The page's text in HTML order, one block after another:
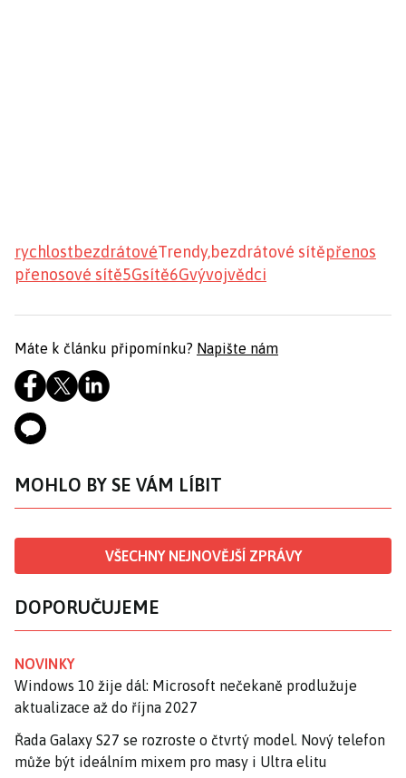
rychlostbezdrátovéTrendy,bezdrátové sítěpřenos
přenosové sítě5Gsítě6Gvývojvědci
Máte k článku připomínku? Napište nám
MOHLO BY SE VÁM LÍBIT
VŠECHNY NEJNOVĚJŠÍ ZPRÁVY
DOPORUČUJEME
NOVINKY
Windows 10 žije dál: Microsoft nečekaně prodlužuje
aktualizace až do října 2027
Řada Galaxy S27 se rozroste o čtvrtý model. Nový telefon
může být ideálním mixem pro masy i Ultra elitu